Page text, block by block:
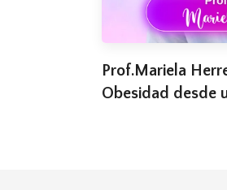
Prof.Mariela
Obesidad desde